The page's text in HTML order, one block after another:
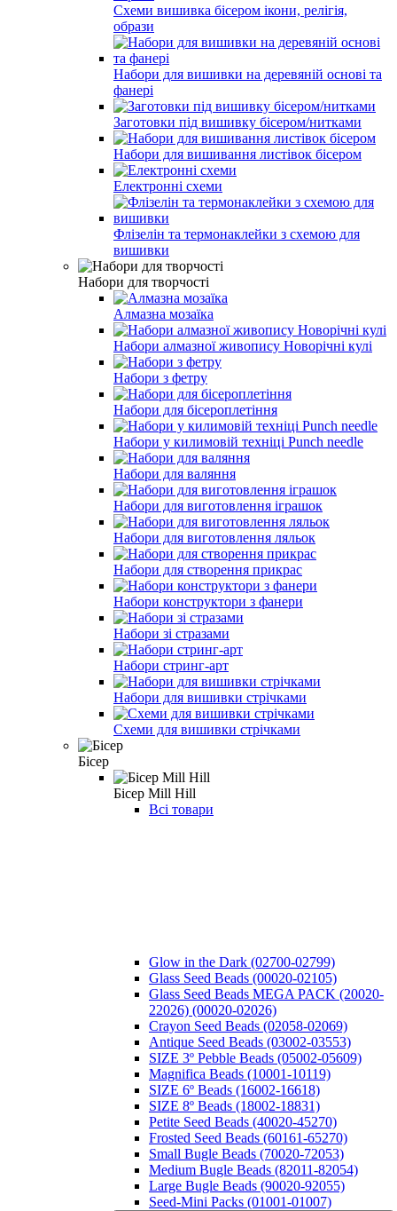
Схеми вишивка бісером ікони, релігія,
образи
Набори для вишивки на деревяній основі та
фанері
Заготовки під вишивку бісером/нитками
Набори для вишивання листівок бісером
Електронні схеми
Флізелін та термонаклейки з схемою для
вишивки
Набори для творчості
Алмазна мозаїка
Набори алмазної живопису Новорічні кулі
Набори з фетру
Набори для бісероплетіння
Набори у килимовій техніці Punch needle
Набори для валяння
Набори для виготовлення іграшок
Набори для виготовлення ляльок
Набори для створення прикрас
Набори конструктори з фанери
Набори зі стразами
Набори стринг-арт
Набори для вишивки стрічками
Схеми для вишивки стрічками
Бісер
Бісер Mill Hill
Всі товари
Glow in the Dark (02700-02799)
Glass Seed Beads (00020-02105)
Glass Seed Beads MEGA PACK (20020-
22026) (00020-02026)
Crayon Seed Beads (02058-02069)
Antique Seed Beads (03002-03553)
SIZE 3º Pebble Beads (05002-05609)
Magnifica Beads (10001-10119)
SIZE 6º Beads (16002-16618)
SIZE 8º Beads (18002-18831)
Petite Seed Beads (40020-45270)
Frosted Seed Beads (60161-65270)
Small Bugle Beads (70020-72053)
Medium Bugle Beads (82011-82054)
Large Bugle Beads (90020-92055)
Seed-Mini Packs (01001-01007)